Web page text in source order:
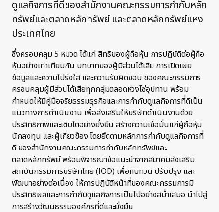
ดูแลกิจการที่ดีของสำนักงานคณะกรรมการกำกับหลัก
ทรัพย์และตลาดหลักทรัพย์ และตลาดหลักทรัพย์แห่ง
ประเทศไทย
ซึ่งครอบคลุม 5 หมวด ได้แก่ สิทธิของผู้ถือหุ้น การปฏิบัติต่อผู้ถือ
หุ้นอย่างเท่าเทียมกัน บทบาทของผู้มีส่วนได้เสีย การเปิดเผย
ข้อมูลและความโปร่งใส และความรับผิดชอบ ของคณะกรรมการ
ครอบคลุมผู้มีส่วนได้เสียทุกกลุ่มตลอดห่วงโซ่อุปทาน พร้อม
กำหนดให้มีคู่มือจริยธรรมธุรกิจและการกำกับดูแลกิจการที่ดีเป็น
แนวทางการดำเนินงาน เพื่อส่งเสริมให้บริษัทดำเนินงานด้วย
ประสิทธิภาพและเติบโตอย่างยั่งยืน สร้างความเชื่อมั่นแก่ผู้ถือหุ้น
นักลงทุน และผู้เกี่ยวข้อง โดยยึดตามหลักการกำกับดูแลกิจการที่
ดี ของสำนักงานคณะกรรมการกำกับหลักทรัพย์และ
ตลาดหลักทรัพย์ พร้อมพิจารณาข้อแนะนำจากสมาคมส่งเสริม
สถาบันกรรมการบริษัทไทย (IOD) เพื่อทบทวน ปรับปรุง และ
พัฒนาอย่างต่อเนื่อง ให้การปฏิบัติหน้าที่ของคณะกรรมการมี
ประสิทธิผลและการกำกับดูแลกิจการเป็นไปอย่างสม่ำเสมอ นำไปสู่
การสร้างวัฒนธรรมองค์กรที่ดีและยั่งยืน